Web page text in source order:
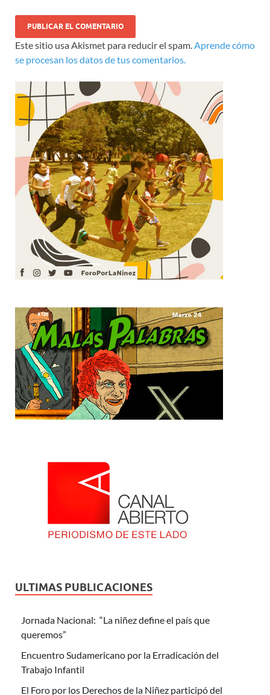
Este sitio usa Akismet para reducir el spam. Aprende cómo
se procesan los datos de tus comentarios.
ULTIMAS PUBLICACIONES
Jornada Nacional: “La niñez define el país que
queremos”
Encuentro Sudamericano por la Erradicación del
Trabajo Infantil
El Foro por los Derechos de la Niñez participó del